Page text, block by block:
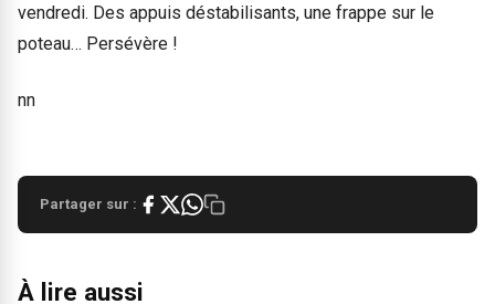
vendredi. Des appuis déstabilisants, une frappe sur le
poteau… Persévère !
nn
Partager sur :
À lire aussi